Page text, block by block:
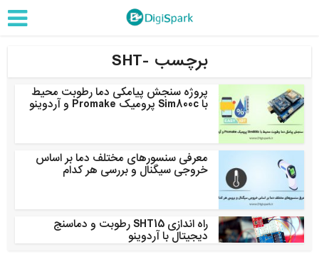
برچسب -SHT
پروژه سنجش پیامکی دما رطوبت محیط
با Sim800c پرومیک Promake و آردوینو
معرفی سنسورهای مختلف دما بر اساس
خروجی سیگنال و بررسی هر کدام
راه اندازی SHT15 رطوبت و دماسنج
دیجیتال با آردوینو